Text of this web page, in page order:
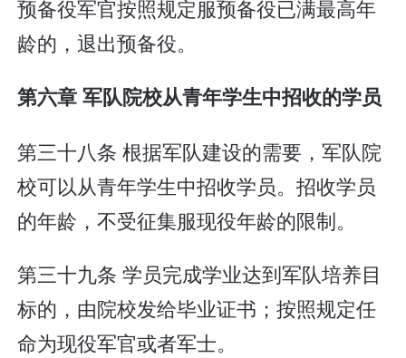
预备役军官按照规定服预备役已满最高年
龄的，退出预备役。
第六章 军队院校从青年学生中招收的学员
第三十八条 根据军队建设的需要，军队院
校可以从青年学生中招收学员。招收学员
的年龄，不受征集服现役年龄的限制。
第三十九条 学员完成学业达到军队培养目
标的，由院校发给毕业证书；按照规定任
命为现役军官或者军士。